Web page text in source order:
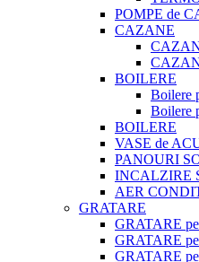
POMPE de
CAZANE
BOILERE
Boilere
Boilere
BOILERE
VASE de
PANOURI
INCALZIRE
AER
GRATARE
GRATARE
GRATARE
GRATARE